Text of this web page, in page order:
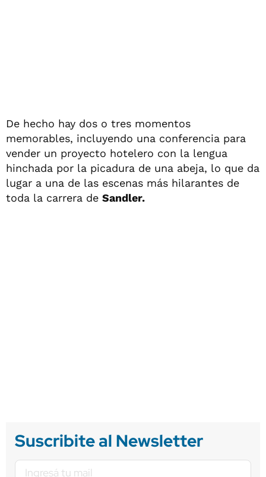
De hecho hay dos o tres momentos
memorables, incluyendo una conferencia para
vender un proyecto hotelero con la lengua
hinchada por la picadura de una abeja, lo que da
lugar a una de las escenas más hilarantes de
toda la carrera de Sandler.
Suscribite al Newsletter